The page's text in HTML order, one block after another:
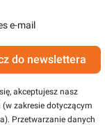
e-mail
do newslettera
akceptujesz nasz
(w zakresie dotyczącym
Przetwarzanie danych